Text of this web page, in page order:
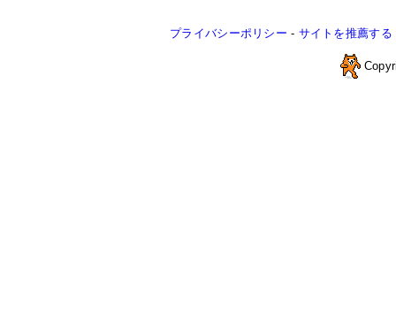
プライバシーポリシー - サイトを推薦する